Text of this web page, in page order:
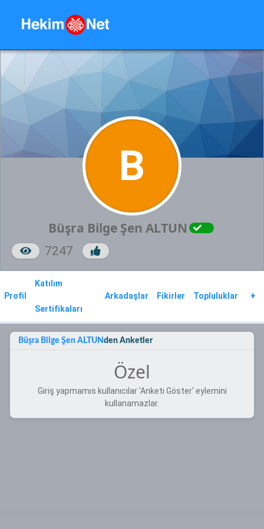
B
Büşra Bilge Şen ALTUN
7247
Profil
Katılım
Sertifikaları
Arkadaşlar Fikirler Topluluklar +
Büşra Bilge Şen ALTUN den Anketler
Özel
Giriş yapmamıs kullanıcılar 'Anketi Göster' eylemini
kullanamazlar.